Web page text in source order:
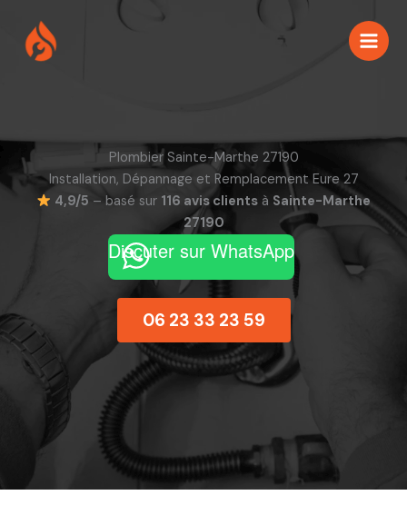
contenu
Plombier Sainte-Marthe 27190
Installation, Dépannage et Remplacement Eure 27
4,9/5 – basé sur 116 avis clients à Sainte-Marthe
27190
Discuter sur WhatsApp
06 23 33 23 59